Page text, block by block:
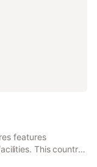
features
This country
with a balcony.